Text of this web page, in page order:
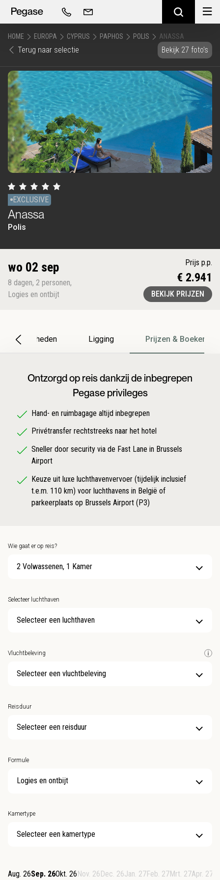
HOME EUROPA CYPRUS PAPHOS POLIS ANASSA
Terug naar selectie Bekijk 27 foto's
EXCLUSIVE
Anassa
Polis
wo 02 sep
8 dagen, 2 personen,
Logies en ontbijt
Prijs p.p.
€ 2.941
BEKIJK PRIJZEN
Bijzonderheden Ligging Prijzen & Boeken
Ontzorgd op reis dankzij de inbegrepen
Pegase privileges
Hand- en ruimbagage altijd inbegrepen
Privétransfer rechtstreeks naar het hotel
Sneller door security via de Fast Lane in Brussels
Airport
Keuze uit luxe luchthavenvervoer (tijdelijk inclusief
t.e.m. 110 km) voor luchthavens in België of
parkeerplaats op Brussels Airport (P3)
Wie gaat er op reis?
2 Volwassenen, 1 Kamer
Selecteer luchthaven
Selecteer een luchthaven
Vluchtbeleving
Selecteer een vluchtbeleving
Reisduur
Selecteer een reisduur
Formule
Kamertype
Selecteer een kamertype
Aug. 26Sep. 26Okt. 26 Nov. 26 Dec. 26Jan. 27Feb. 27Mrt. 27Apr. 27